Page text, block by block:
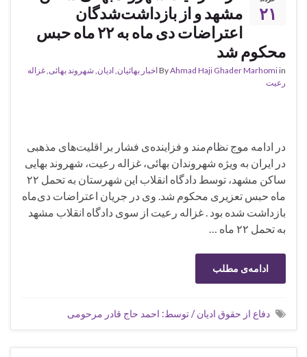
۲۱
مشهد و از بازداشت‌شدگان
اعتراضات دی ماه به ۲۲ ماه حبس
محکوم شد
ByAhmad Haji Ghader Marhomiin اخبار بهائیان ادیان شهروند بهائی غزاله
رعیت
در ادامه موج نظام‌مند و فزاینده‌ی فشار بر اقلیت‌های مذهبی
در ایران به ویژه شهروندان بهائی، غزاله رعیت، شهروند بهایی
ساکن مشهد، توسط دادگاه انقلاب این شهرستان به تحمل ۲۲
ماه حبس تعزیری محکوم شد. وی در جریان اعتراضات دی‌ماه
بازداشت شده بود . غزاله رعیت از سوی دادگاه انقلاب مشهد
به تحمل ۲۲ ماه …
ادامه‌ی مطلب
دفاع از حقوق ادیان / توسط: احمد حاج قادر مرحومی